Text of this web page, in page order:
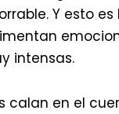
Y esto
intensas.
calan en el